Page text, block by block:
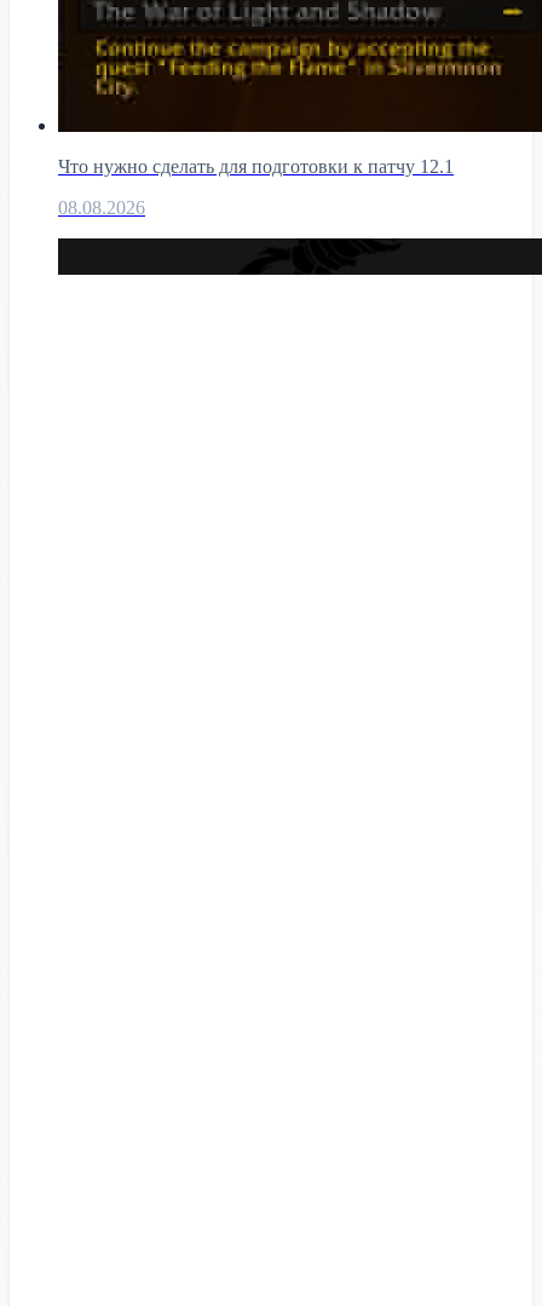
Что нужно сделать для подготовки к патчу 12.1
08.08.2026